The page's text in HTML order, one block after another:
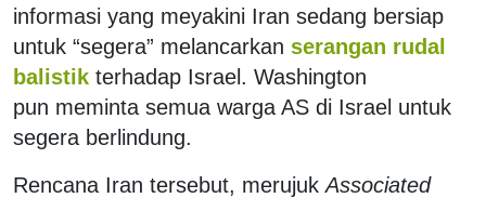
informasi yang meyakini Iran sedang bersiap
untuk “segera” melancarkan serangan rudal
balistik terhadap Israel. Washington
pun meminta semua warga AS di Israel untuk
segera berlindung.
Rencana Iran tersebut, merujukAssociated